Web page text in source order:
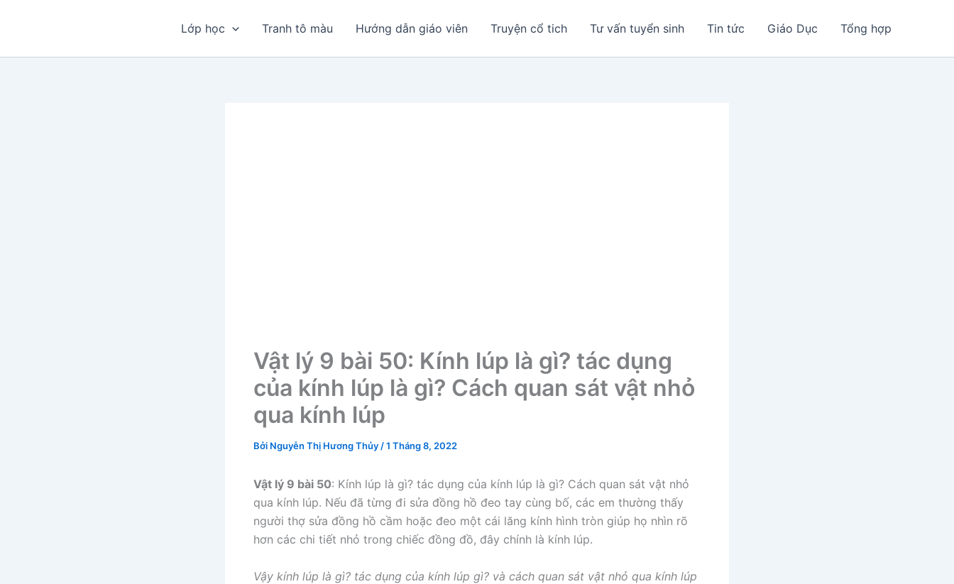
Lớp học Tranh tô màu Hướng dẫn giáo viên Truyện cổ tich Tư vấn tuyển sinh Tin tức Giáo Dục Tổng hợp
Vật lý 9 bài 50: Kính lúp là gì? tác dụng
của kính lúp là gì? Cách quan sát vật nhỏ
qua kính lúp
Bởi Nguyễn Thị Hương Thủy /1 Tháng 8, 2022
Vật lý 9 bài 50: Kính lúp là gì? tác dụng của kính lúp là gì? Cách quan sát vật nhỏ
qua kính lúp. Nếu đã từng đi sửa đồng hồ đeo tay cùng bố, các em thường thấy
người thợ sửa đồng hồ cầm hoặc đeo một cái lăng kính hình tròn giúp họ nhìn rõ
hơn các chi tiết nhỏ trong chiếc đồng đồ, đây chính là kính lúp.
Vậy kính lúp là gì? tác dụng của kính lúp gì? và cách quan sát vật nhỏ qua kính lúp